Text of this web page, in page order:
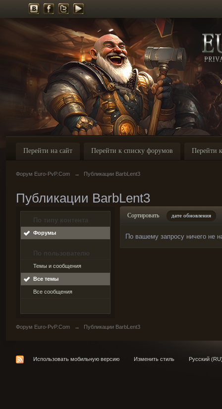
Перейти на сайт Перейти к списку форумов Перейти
Форум Euro-PvP.Com → Публикации BarbLent3
Публикации BarbLent3
По типу контента
Форумы
По пользователю
Темы и сообщения
Все темы
Все сообщения
Сортировать дате обновления
По вашему запросу ничего не
Форум Euro-PvP.Com → Публикации BarbLent3
Использовать мобильную версию Изменить стиль Русский